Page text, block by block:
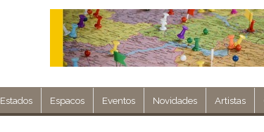
Estados Espacos Eventos Novidades Artistas